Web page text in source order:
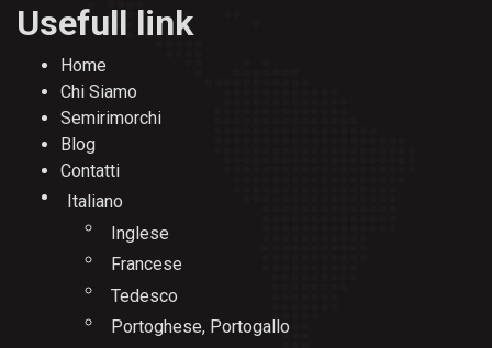
Usefull link
Home
Chi Siamo
Semirimorchi
Blog
Contatti
Italiano
Inglese
Francese
Tedesco
Portoghese, Portogallo